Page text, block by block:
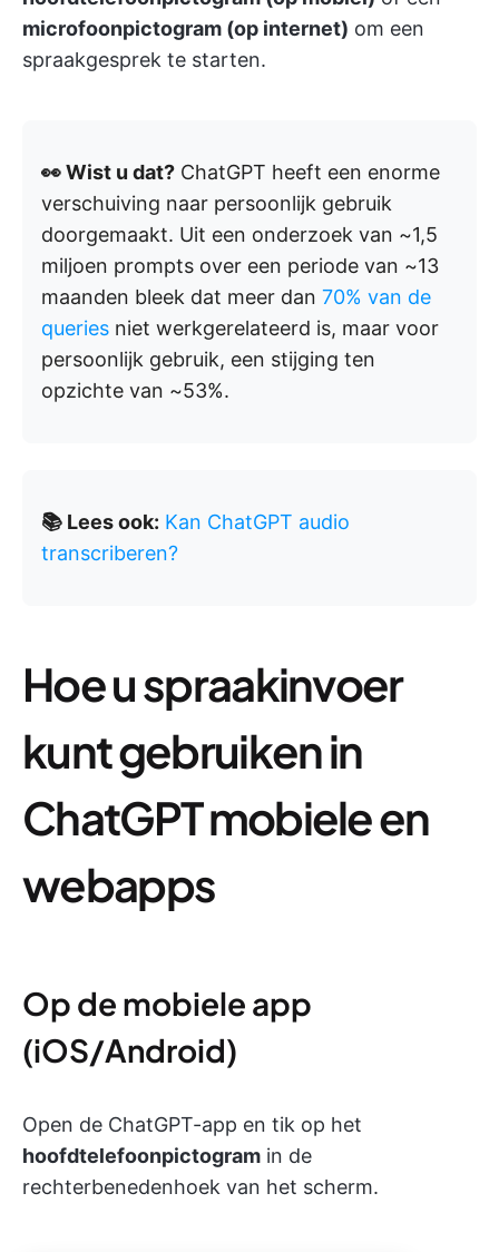
microfoonpictogram (op internet) om een
spraakgesprek te starten.
👀 Wist u dat? ChatGPT heeft een enorme
verschuiving naar persoonlijk gebruik
doorgemaakt. Uit een onderzoek van ~1,5
miljoen prompts over een periode van ~13
maanden bleek dat meer dan 70% van de
queries niet werkgerelateerd is, maar voor
persoonlijk gebruik, een stijging ten
opzichte van ~53%.
📚 Lees ook: Kan ChatGPT audio
transcriberen?
Hoe u spraakinvoer
kunt gebruiken in
ChatGPT mobiele en
webapps
Op de mobiele app
(iOS/Android)
Open de ChatGPT-app en tik op het
hoofdtelefoonpictogram in de
rechterbenedenhoek van het scherm.